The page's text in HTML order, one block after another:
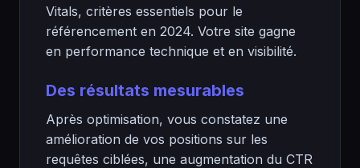
Vitals, critères essentiels pour le
référencement en 2024. Votre site gagne
en performance technique et en visibilité.
Des résultats mesurables
Après optimisation, vous constatez une
amélioration de vos positions sur les
requêtes ciblées, une augmentation du CTR